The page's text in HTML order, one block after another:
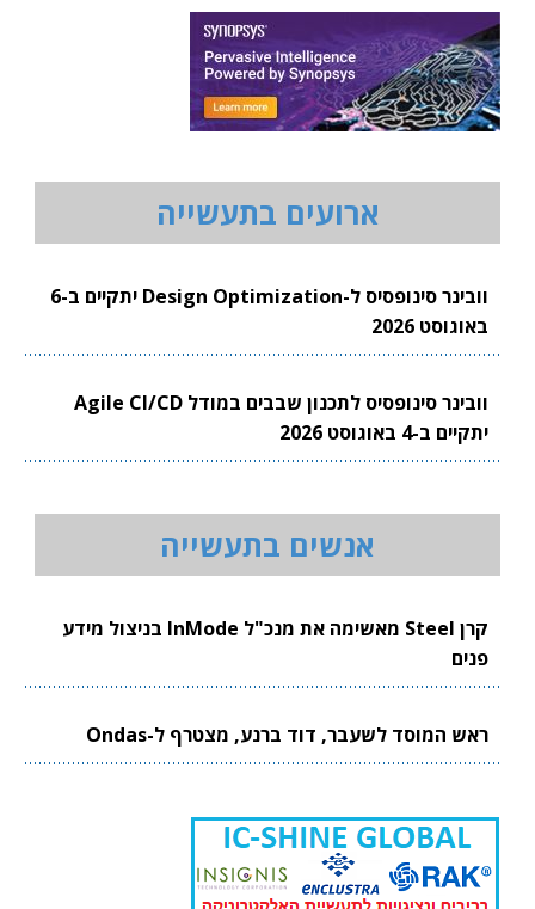
ארועים בתעשייה
וובינר סינופסיס ל-Design Optimization יתקיים ב-6
באוגוסט 2026
וובינר סינופסיס לתכנון שבבים במודל Agile CI/CD
יתקיים ב-4 באוגוסט 2026
אנשים בתעשייה
קרן Steel מאשימה את מנכ"ל InMode בניצול מידע
פנים
ראש המוסד לשעבר, דוד ברנע, מצטרף ל-Ondas